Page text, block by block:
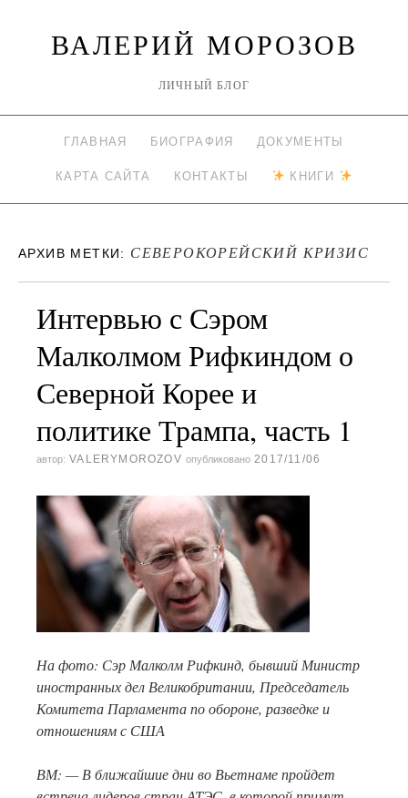
ВАЛЕРИЙ МОРОЗОВ
ЛИЧНЫЙ БЛОГ
ГЛАВНАЯ БИОГРАФИЯ ДОКУМЕНТЫ
КАРТА САЙТА КОНТАКТЫ КНИГИ
АРХИВ МЕТКИ: СЕВЕРОКОРЕЙСКИЙ КРИЗИС
Интервью с Сэром
Малколмом Рифкиндом о
Северной Корее и
политике Трампа, часть 1
автор: VALERYMOROZOV опубликовано 2017/11/06
На фото: Сэр Малколм Рифкинд, бывший Министр
иностранных дел Великобритании, Председатель
Комитета Парламента по обороне, разведке и
отношениям с США
ВМ: — В ближайшие дни во Вьетнаме пройдет